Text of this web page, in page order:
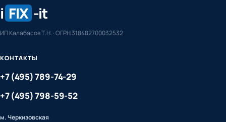
i FIX -it
ИП Калабасов Т.Н. · ОГРН 318482700032532
КОНТАКТЫ
+7 (495) 789-74-29
+7 (495) 798-59-52
м. Черкизовская